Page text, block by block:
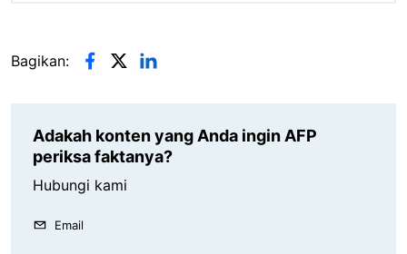
Bagikan:
Adakah konten yang Anda ingin AFP
periksa faktanya?
Hubungi kami
Email